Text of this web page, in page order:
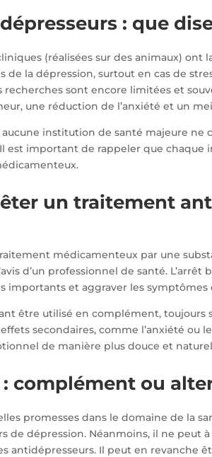
: que
(réalisées sur des animaux)
de la dépression, surtout en cas de
recherches sont encore limitées et
une réduction de l’anxiété et un
aucune institution de santé majeure
est important de rappeler que
un traitement
médicamenteux par une
d’un professionnel de santé.
importants et aggraver les symptômes
être utilisé en complément, toujours
secondaires, comme l’anxiété ou
de manière plus douce et
complément ou
promesses dans le domaine de la
de dépression. Néanmoins, il ne peut
antidépresseurs. Il peut en revanche